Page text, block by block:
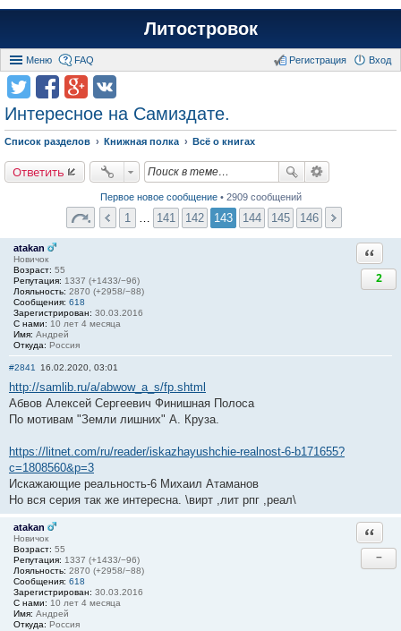
Литостровок
Меню FAQ Вход
Регистрация
Интересное на Самиздате.
Список разделов Книжная полка Всё о книгах
Ответить
Первое новое сообщение• 2909 сообщений
1 141 142 143 144 145 146
atakan
Новичок
Возраст: 55
Репутация: 1337 (+1433/−96)
Лояльность: 2870 (+2958/−88)
Сообщения: 618
Зарегистрирован: 30.03.2016
С нами: 10 лет 4 месяца
Имя: Андрей
Откуда: Россия
2
#2841 16.02.2020, 03:01
http://samlib.ru/a/abwow_a_s/fp.shtml
Абвов Алексей Сергеевич Финишная Полоса
По мотивам "Земли лишних" А. Круза.
https://litnet.com/ru/reader/iskazhayushchie-realnost-6-b171655?
c=1808560&p=3
Искажающие реальность-6 Михаил Атаманов
Но вся серия так же интересна. \вирт ,лит рпг ,реал\
atakan
Новичок
Возраст: 55
Репутация: 1337 (+1433/−96)
Лояльность: 2870 (+2958/−88)
Сообщения: 618
Зарегистрирован: 30.03.2016
С нами: 10 лет 4 месяца
Имя: Андрей
Откуда: Россия
−